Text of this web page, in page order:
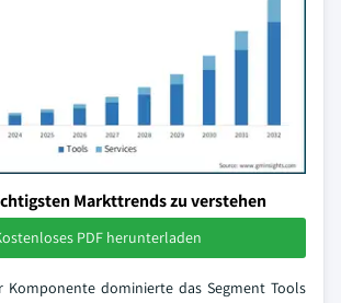
Markttrends zu verstehen
PDF herunterladen
Komponente dominierte das Segment Tools